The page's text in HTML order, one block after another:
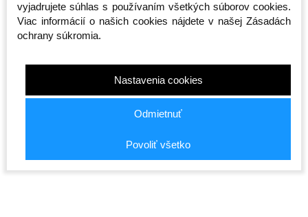
65,00 €
Taška cez rameno -
- čierna
Skladom
20,00 € 19,00 €
vyjadrujete súhlas s používaním všetkých súborov cookies.
Viac informácií o našich cookies nájdete v našej Zásadách
ochrany súkromia.
Nastavenia cookies
Odmietnuť
Povoliť všetko